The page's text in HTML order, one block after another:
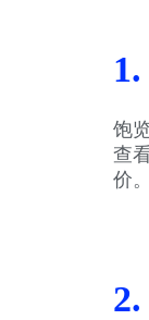
1.
饱
查
价。
2.